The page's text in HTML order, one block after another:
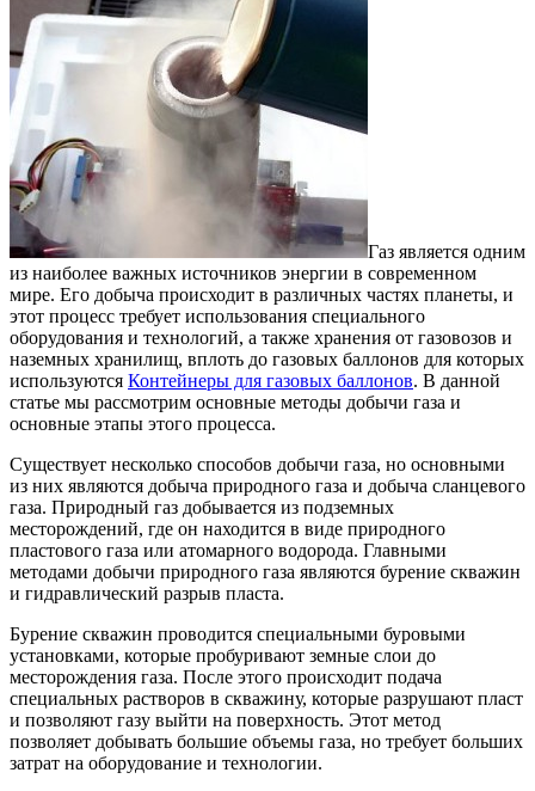
Газ является одним
из наиболее важных источников энергии в современном
мире. Его добыча происходит в различных частях планеты, и
этот процесс требует использования специального
оборудования и технологий, а также хранения от газовозов и
наземных хранилищ, вплоть до газовых баллонов для которых
используются Контейнеры для газовых баллонов. В данной
статье мы рассмотрим основные методы добычи газа и
основные этапы этого процесса.
Существует несколько способов добычи газа, но основными
из них являются добыча природного газа и добыча сланцевого
газа. Природный газ добывается из подземных
месторождений, где он находится в виде природного
пластового газа или атомарного водорода. Главными
методами добычи природного газа являются бурение скважин
и гидравлический разрыв пласта.
Бурение скважин проводится специальными буровыми
установками, которые пробуривают земные слои до
месторождения газа. После этого происходит подача
специальных растворов в скважину, которые разрушают пласт
и позволяют газу выйти на поверхность. Этот метод
позволяет добывать большие объемы газа, но требует больших
затрат на оборудование и технологии.